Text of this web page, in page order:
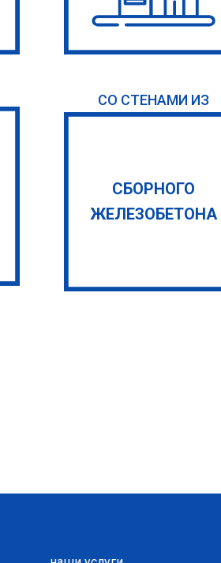
СО СТЕНАМИ ИЗ
СБОРНОГО
ЖЕЛЕЗОБЕТОНА